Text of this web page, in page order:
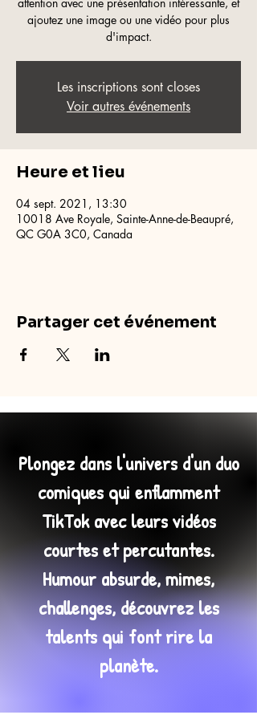
ajoutez une image ou une vidéo pour plus
d'impact.
Les inscriptions sont closes
Voir autres événements
Heure et lieu
04 sept. 2021, 13:30
10018 Ave Royale, Sainte-Anne-de-Beaupré,
QC G0A 3C0, Canada
Partager cet événement
Plongez dans l'univers d'un duo
comiques qui enflamment
TikTok avec leurs vidéos
courtes et percutantes.
Humour absurde, mimes,
challenges, découvrez les
talents qui font rire la
planète.